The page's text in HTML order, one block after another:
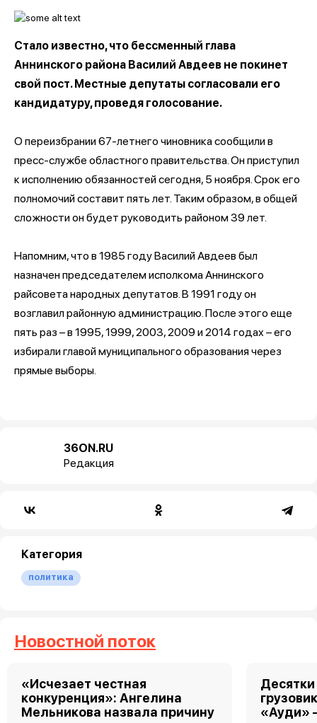
Стало известно, что бессменный глава
Аннинского района Василий Авдеев не покинет
свой пост. Местные депутаты согласовали его
кандидатуру, проведя голосование.
О переизбрании 67-летнего чиновника сообщили в
пресс-службе областного правительства. Он приступил
к исполнению обязанностей сегодня, 5 ноября. Срок его
полномочий составит пять лет. Таким образом, в общей
сложности он будет руководить районом 39 лет.
Напомним, что в 1985 году Василий Авдеев был
назначен председателем исполкома Аннинского
райсовета народных депутатов. В 1991 году он
возглавил районную администрацию. После этого еще
пять раз – в 1995, 1999, 2003, 2009 и 2014 годах – его
избирали главой муниципального образования через
прямые выборы.
36ON.RU
Редакция
Категория
политика
Новостной поток
«Исчезает честная
конкуренция»: Ангелина
Мельникова назвала причину
«Ауди»